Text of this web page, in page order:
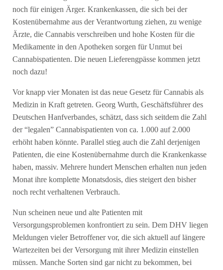
noch für einigen Ärger. Krankenkassen, die sich bei der
Kostenübernahme aus der Verantwortung ziehen, zu wenige
Ärzte, die Cannabis verschreiben und hohe Kosten für die
Medikamente in den Apotheken sorgen für Unmut bei
Cannabispatienten. Die neuen Lieferengpässe kommen jetzt
noch dazu!
Vor knapp vier Monaten ist das neue Gesetz für Cannabis als
Medizin in Kraft getreten. Georg Wurth, Geschäftsführer des
Deutschen Hanfverbandes, schätzt, dass sich seitdem die Zahl
der “legalen” Cannabispatienten von ca. 1.000 auf 2.000
erhöht haben könnte. Parallel stieg auch die Zahl derjenigen
Patienten, die eine Kostenübernahme durch die Krankenkasse
haben, massiv. Mehrere hundert Menschen erhalten nun jeden
Monat ihre komplette Monatsdosis, dies steigert den bisher
noch recht verhaltenen Verbrauch.
Nun scheinen neue und alte Patienten mit
Versorgungsproblemen konfrontiert zu sein. Dem DHV liegen
Meldungen vieler Betroffener vor, die sich aktuell auf längere
Wartezeiten bei der Versorgung mit ihrer Medizin einstellen
müssen. Manche Sorten sind gar nicht zu bekommen, bei